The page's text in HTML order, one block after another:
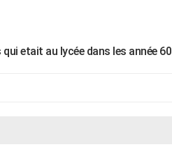
etait au lycée dans les année 60